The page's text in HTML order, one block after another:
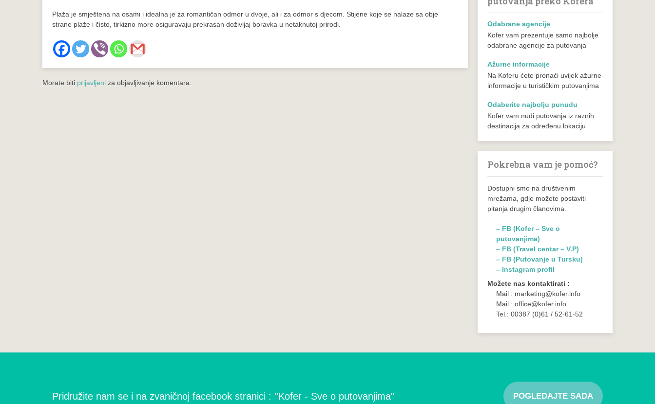
Plaža je smještena na osami i idealna je za romantičan odmor u dvoje, ali i za odmor s djecom. Stijene koje se nalaze sa obje
strane plaže i čisto, tirkizno more osiguravaju prekrasan doživljaj boravka u netaknutoj prirodi.
Morate biti prijavljeni za objavljivanje komentara.
Odabrane agencije
Kofer vam prezentuje samo najbolje
odabrane agencije za putovanja
Ažurne informacije
Na Koferu ćete pronaći uvijek ažurne
informacije u turističkim putovanjima
Odaberite najbolju punudu
Kofer vam nudi putovanja iz raznih
destinacija za određenu lokaciju
Pokrebna vam je pomoć?
Dostupni smo na društvenim
mrežama, gdje možete postaviti
pitanja drugim članovima.
– FB (Kofer – Sve o
putovanjima)
– FB (Travel centar – V.P)
– FB (Putovanje u Tursku)
– Instagram profil
Možete nas kontaktirati :
Mail : marketing@kofer.info
Mail : office@kofer.info
Tel.: 00387 (0)61 / 52-61-52
Pridružite nam se i na zvaničnoj facebook stranici : ''Kofer - Sve o putovanjima'' POGLEDAJTE SADA